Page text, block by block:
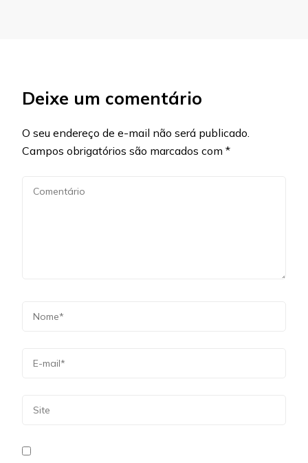
Deixe um comentário
O seu endereço de e-mail não será publicado.
Campos obrigatórios são marcados com *